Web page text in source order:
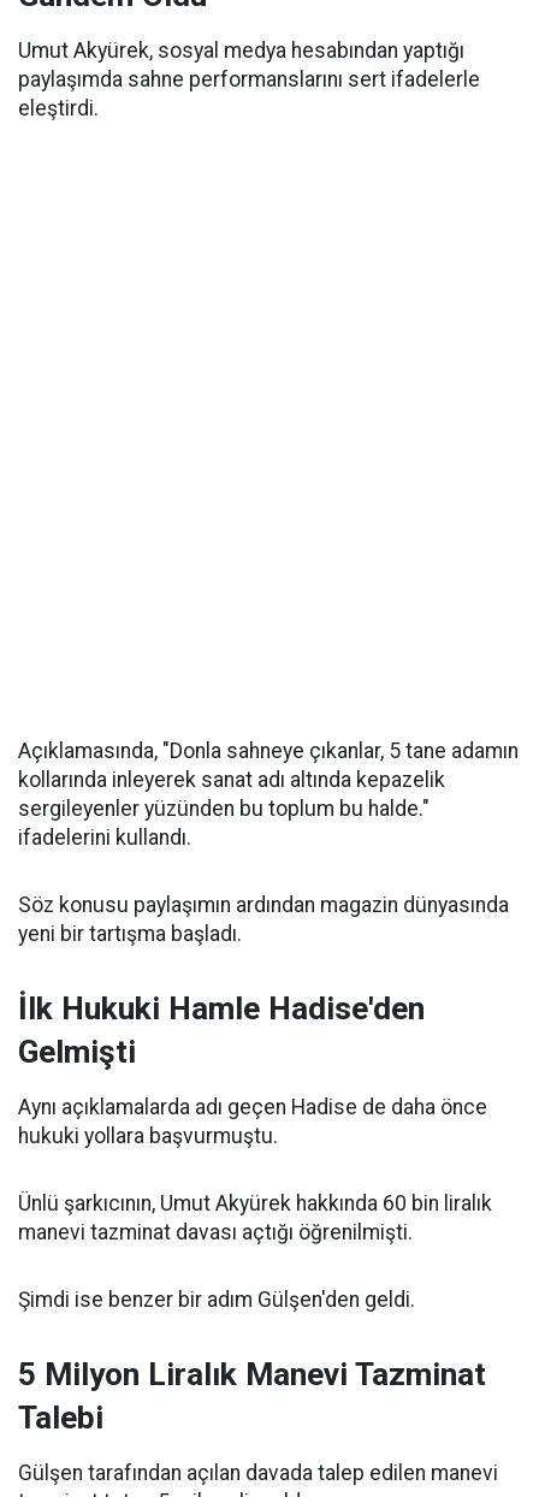
Umut Akyürek, sosyal medya hesabından yaptığı
paylaşımda sahne performanslarını sert ifadelerle
eleştirdi.
Açıklamasında, "Donla sahneye çıkanlar, 5 tane adamın
kollarında inleyerek sanat adı altında kepazelik
sergileyenler yüzünden bu toplum bu halde."
ifadelerini kullandı.
Söz konusu paylaşımın ardından magazin dünyasında
yeni bir tartışma başladı.
İlk Hukuki Hamle Hadise'den
Gelmişti
Aynı açıklamalarda adı geçen Hadise de daha önce
hukuki yollara başvurmuştu.
Ünlü şarkıcının, Umut Akyürek hakkında 60 bin liralık
manevi tazminat davası açtığı öğrenilmişti.
Şimdi ise benzer bir adım Gülşen'den geldi.
5 Milyon Liralık Manevi Tazminat
Talebi
Gülşen tarafından açılan davada talep edilen manevi